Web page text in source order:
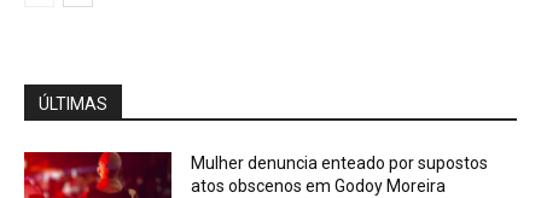
ÚLTIMAS
Mulher denuncia enteado por supostos
atos obscenos em Godoy Moreira